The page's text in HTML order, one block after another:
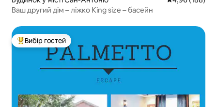
Ваш другий дім – ліжко King size – басейн
Топ вибір гостей
Вибір гостей